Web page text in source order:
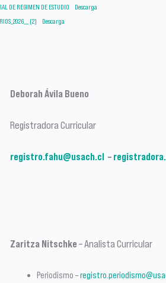
DE REGIMEN DE ESTUDIO
Descarga
(2)
Descarga
Deborah Ávila Bueno
Registradora Curricular
registro.fahu@usach.cl –
Zaritza Nitschke – Analista Curricular
Periodismo –